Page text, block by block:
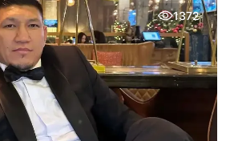
1372